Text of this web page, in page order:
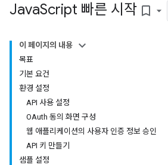
JavaScript 빠른 시작 bookmark_border
이 페이지의 내용
목표
기본 요건
환경 설정
API 사용 설정
OAuth 동의 화면 구성
웹 애플리케이션의 사용자 인증 정보 승인
API 키 만들기
샘플 설정